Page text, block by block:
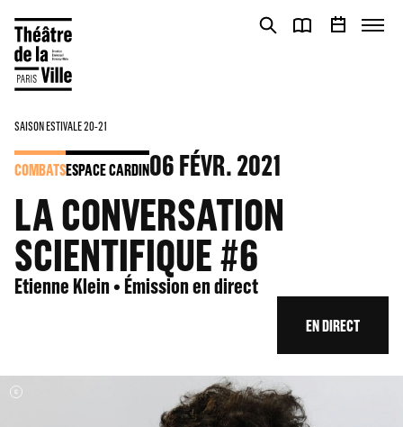
SAISON ESTIVALE 20-21
COMBATSESPACE CARDIN06FÉVR. 2021
LA CONVERSATION
SCIENTIFIQUE #6
Etienne Klein • Émission en direct
EN DIRECT